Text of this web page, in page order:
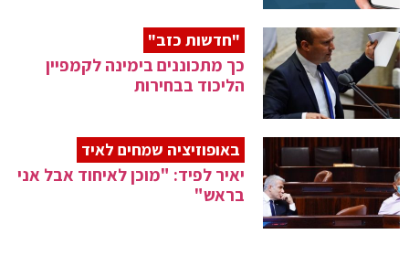
"חדשות כזב"
כך מתכוננים בימינה לקמפיין
הליכוד בבחירות
באופוזיציה שמחים לאיד
יאיר לפיד: "מוכן לאיחוד אבל אני
בראש"